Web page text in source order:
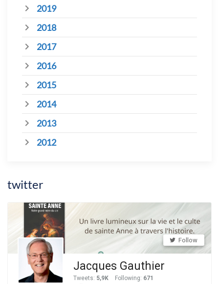
2019
2018
2017
2016
2015
2014
2013
2012
twitter
Follow
Jacques Gauthier
Tweets: 5,9K Following: 671